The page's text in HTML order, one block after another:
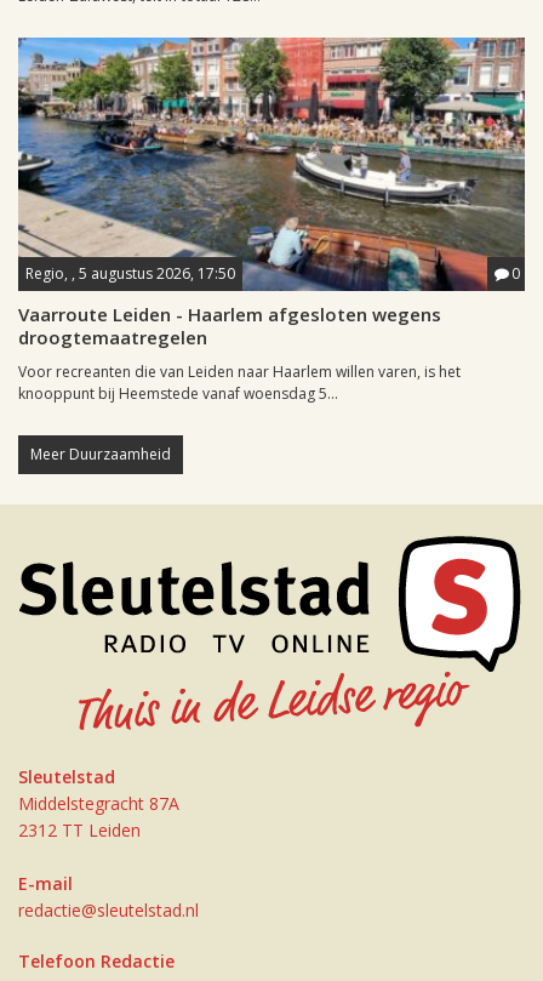
Regio, , 5 augustus 2026, 17:50 0
Vaarroute Leiden - Haarlem afgesloten wegens
droogtemaatregelen
Voor recreanten die van Leiden naar Haarlem willen varen, is het
knooppunt bij Heemstede vanaf woensdag 5...
Meer Duurzaamheid
Sleutelstad
Middelstegracht 87A
2312 TT Leiden
E-mail
redactie@sleutelstad.nl
Telefoon Redactie